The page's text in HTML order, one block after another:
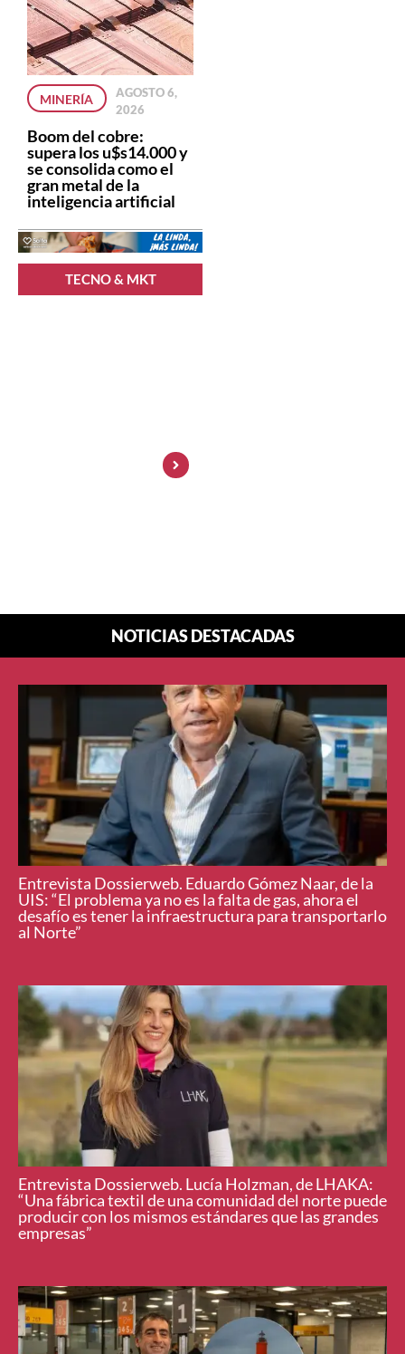
MINERÍA
AGOSTO 6,
2026
Boom del cobre:
supera los u$s14.000 y
se consolida como el
gran metal de la
inteligencia artificial
TECNO & MKT
NOTICIAS DESTACADAS
Entrevista Dossierweb. Eduardo Gómez Naar, de la
UIS: “El problema ya no es la falta de gas, ahora el
desafío es tener la infraestructura para transportarlo
al Norte”
Entrevista Dossierweb. Lucía Holzman, de LHAKA:
“Una fábrica textil de una comunidad del norte puede
producir con los mismos estándares que las grandes
empresas”